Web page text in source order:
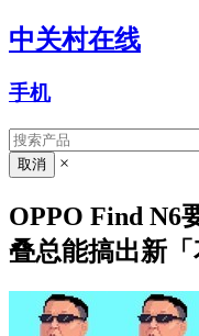
中关村在线
手机
×
OPPO Find N6
叠总能搞出新「